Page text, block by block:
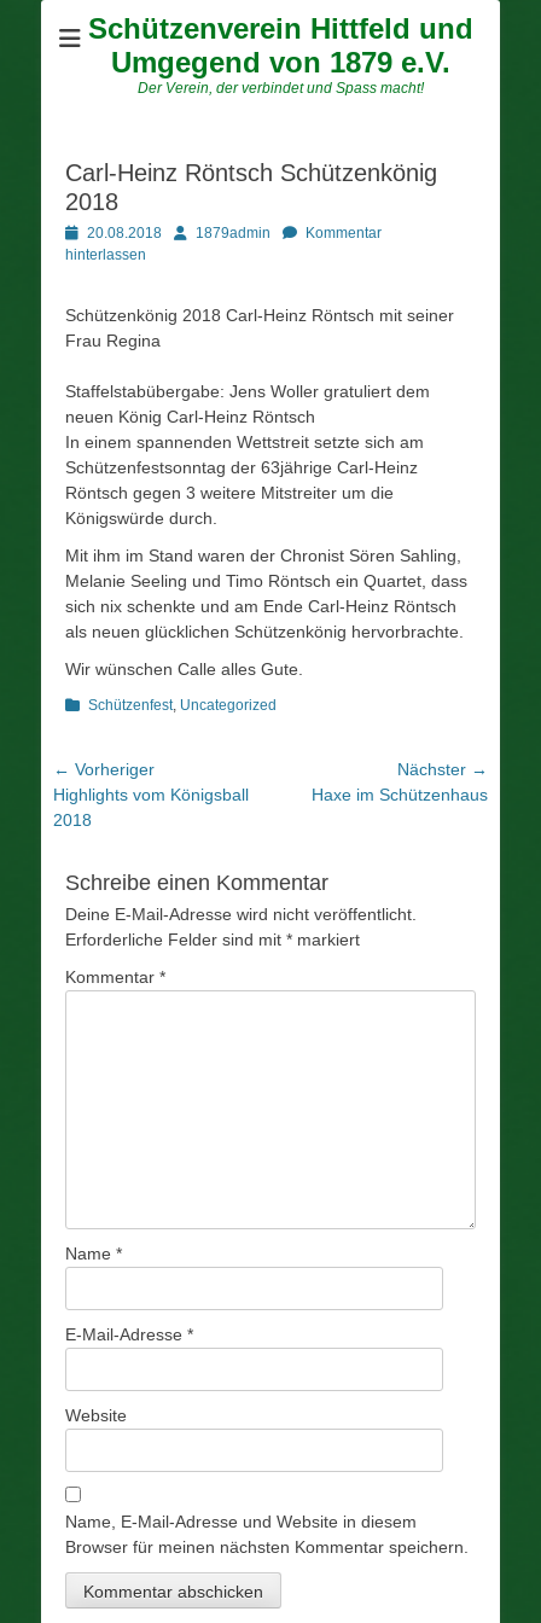
Schützenverein Hittfeld und
Umgegend von 1879 e.V.
Der Verein, der verbindet und Spass macht!
Carl-Heinz Röntsch Schützenkönig
2018
Posted
on
20.08.2018 Autor1879admin
Kommentar
hinterlassen
Schützenkönig 2018 Carl-Heinz Röntsch mit seiner
Frau Regina
Staffelstabübergabe: Jens Woller gratuliert dem
neuen König Carl-Heinz Röntsch
In einem spannenden Wettstreit setzte sich am
Schützenfestsonntag der 63jährige Carl-Heinz
Röntsch gegen 3 weitere Mitstreiter um die
Königswürde durch.
Mit ihm im Stand waren der Chronist Sören Sahling,
Melanie Seeling und Timo Röntsch ein Quartet, dass
sich nix schenkte und am Ende Carl-Heinz Röntsch
als neuen glücklichen Schützenkönig hervorbrachte.
Wir wünschen Calle alles Gute.
Kategorien
Schützenfest, Uncategorized
Beitragsnavigation
← Vorheriger
Vorheriger
Beitrag:
Highlights vom Königsball
2018
Nächster →
NächsterHaxe im Schützenhaus
Schreibe einen Kommentar
Deine E-Mail-Adresse wird nicht veröffentlicht.
Erforderliche Felder sind mit * markiert
Kommentar *
Name *
E-Mail-Adresse *
Website
Name, E-Mail-Adresse und Website in diesem
Browser für meinen nächsten Kommentar speichern.